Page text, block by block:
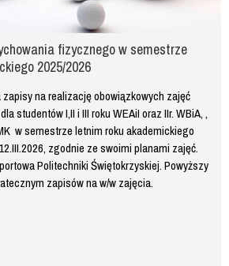
fizycznego w semestrze
2025/2026
na realizację obowiązkowych zajęć
studentów I,II i III roku WEAiI oraz IIr. WBiA, ,
w semestrze letnim roku akademickiego
zgodnie ze swoimi planami zajęć.
Politechniki Świętokrzyskiej. Powyższy
zapisów na w/w zajęcia.